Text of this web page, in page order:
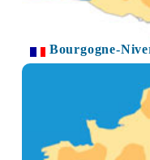
Bourgogne-